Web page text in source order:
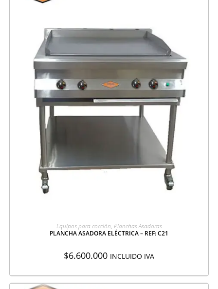
AGREGAR A COTIZACIÓN
Equipos para cocción, Planchas Asadoras
PLANCHA ASADORA ELÉCTRICA – REF: C21
$6.600.000 INCLUIDO IVA